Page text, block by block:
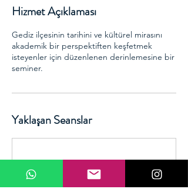
Hizmet Açıklaması
Gediz ilçesinin tarihini ve kültürel mirasını
akademik bir perspektiften keşfetmek
isteyenler için düzenlenen derinlemesine bir
seminer.
Yaklaşan Seanslar